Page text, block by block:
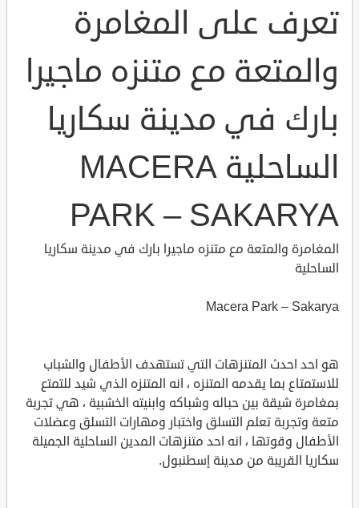
تعرف على المغامرة
والمتعة مع متنزه ماجيرا
بارك في مدينة سكاريا
الساحلية MACERA
PARK – SAKARYA
المغامرة والمتعة مع متنزه ماجيرا بارك في مدينة سكاريا
الساحلية
Macera Park – Sakarya
هو احد احدث المتنزهات التي تستهدف الأطفال والشباب
للاستمتاع بما يقدمه المتنزه ، انه المتنزه الذي شيد للتمتع
بمغامرة شيقة بين حباله وشباكه وابنيته الخشبية ، هي تجربة
متعة وتجربة تعلم التسلق واختبار ومهارات التسلق وعضلات
الأطفال وقوتها ، انه احد متنزهات المدين الساحلية الجميلة
سكاريا القريبة من مدينة إسطنبول.